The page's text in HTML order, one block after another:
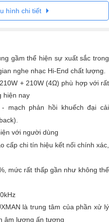
hình chi tiết
gầm thể hiện sự xuất sắc trong
nghe nhạc Hi-End chất lượng.
+ 210W (4Ω) phù hợp với rất
hiện nay
mạch phản hồi khuếch đại cải
với người dùng
cấp chi tín hiệu kết nối chính xác,
mức rất thấp gần như không thể
là trung tâm của phần xử lý
âm lượng ấn tượng